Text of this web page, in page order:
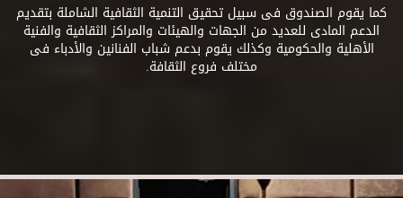
كما يقوم الصندوق فى سبيل تحقيق التنمية الثقافية الشاملة بتقديم
الدعم المادى للعديد من الجهات والهيئات والمراكز الثقافية والفنية
الأهلية والحكومية وكذلك يقوم بدعم شباب الفنانين والأدباء فى
مختلف فروع الثقافة.